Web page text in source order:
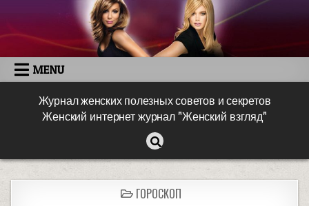
MENU
Журнал женских полезных советов и секретов
Женский интернет журнал "Женский взгляд"
ГОРОСКОП